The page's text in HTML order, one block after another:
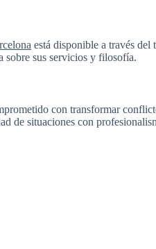
está disponible a través
sobre sus servicios y filosofía.
con transformar
de situaciones con